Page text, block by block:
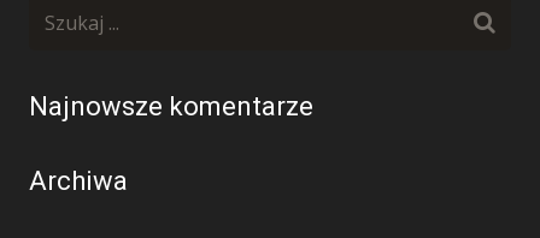
Najnowsze komentarze
Archiwa